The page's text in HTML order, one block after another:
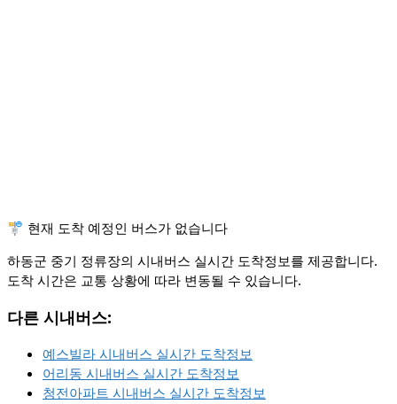
🚏 현재 도착 예정인 버스가 없습니다
하동군 중기 정류장의 시내버스 실시간 도착정보를 제공합니다.
도착 시간은 교통 상황에 따라 변동될 수 있습니다.
다른 시내버스:
예스빌라 시내버스 실시간 도착정보
어리동 시내버스 실시간 도착정보
청전아파트 시내버스 실시간 도착정보